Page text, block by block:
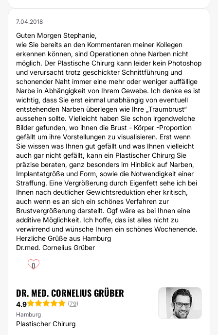
7.04.2018
Guten Morgen Stephanie,
wie Sie bereits an den Kommentaren meiner Kollegen
erkennen können, sind Operationen ohne Narben nicht
möglich. Der Plastische Chirurg kann leider kein Photoshop
und verursacht trotz geschickter Schnittführung und
schonender Naht immer eine mehr oder weniger auffällige
Narbe in Abhängigkeit von Ihrem Gewebe. Ich denke es ist
wichtig, dass Sie erst einmal unabhängig von eventuell
entstehenden Narben überlegen wie Ihre „Traumbrust“
aussehen sollte. Vielleicht haben Sie schon irgendwelche
Bilder gefunden, wo ihnen die Brust - Körper -Proportion
gefällt um ihre Vorstellungen zu visualisieren. Erst wenn
Sie wissen was Ihnen gut gefällt und was Ihnen vielleicht
auch gar nicht gefällt, kann ein Plastischer Chirurg Sie
präzise beraten, ganz besonders im Hinblick auf Narben,
Implantatgröße und Form, sowie die Notwendigkeit einer
Straffung. Eine Vergrößerung durch Eigenfett sehe ich bei
Ihnen nach deutlicher Gewichtsreduktion eher kritisch,
auch wenn es an sich ein schönes Verfahren zur
Brustvergrößerung darstellt. Ggf wäre es bei Ihnen eine
additive Möglichkeit. Ich hoffe, das ist alles nicht zu
verwirrend und wünsche Ihnen ein schönes Wochenende.
Herzliche Grüße aus Hamburg
Dr.med. Cornelius Grüber
0
DR. MED. CORNELIUS GRÜBER
4.9 (79)
Hamburg
Plastischer Chirurg